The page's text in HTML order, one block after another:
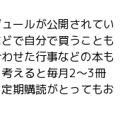
ールが公開されてい
で自分で買うことも
せた行事などの本も
えると毎月2〜3冊
期購読がとってもお